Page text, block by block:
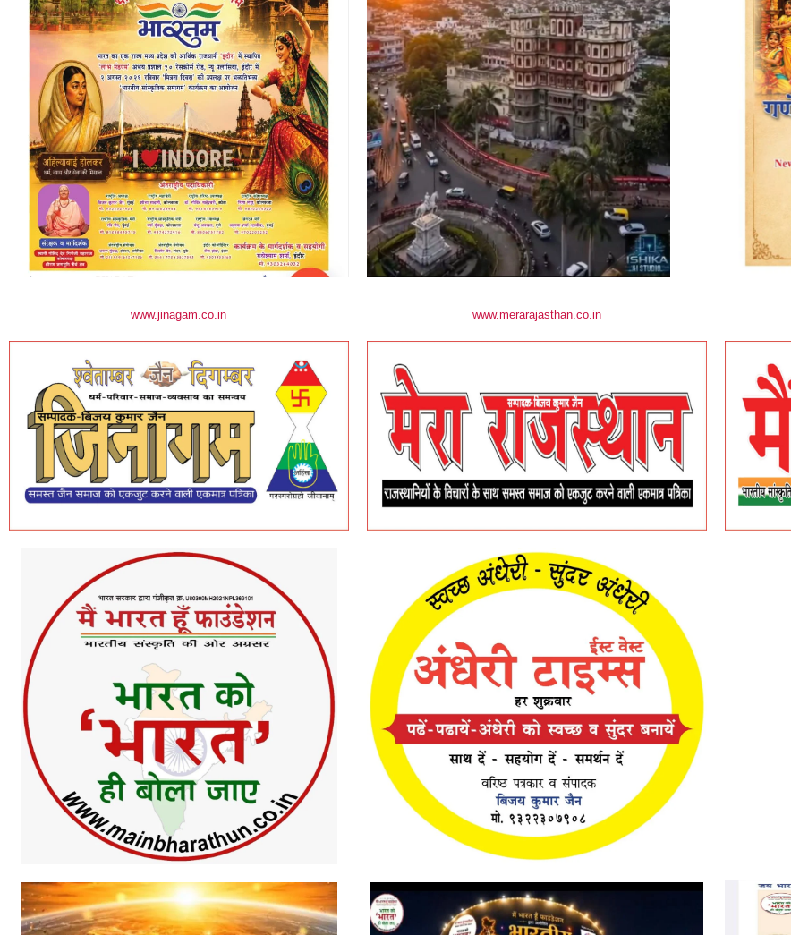
www.jinagam.co.in www.merarajasthan.co.in